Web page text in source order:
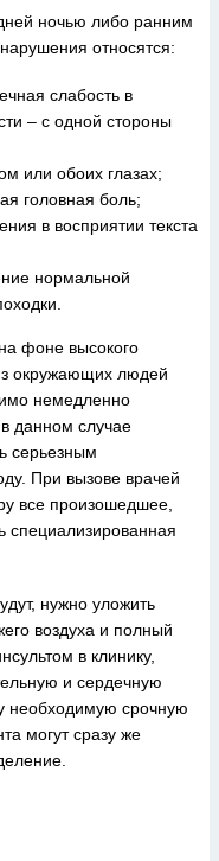
ночью либо ранним
относятся:
слабость в
– с одной стороны
или обоих глазах;
головная боль;
в восприятии текста
нормальной
фоне высокого
окружающих людей
немедленно
данном случае
серьезным
При вызове врачей
все произошедшее,
специализированная
нужно уложить
воздуха и полный
в клинику,
и сердечную
необходимую срочную
могут сразу же